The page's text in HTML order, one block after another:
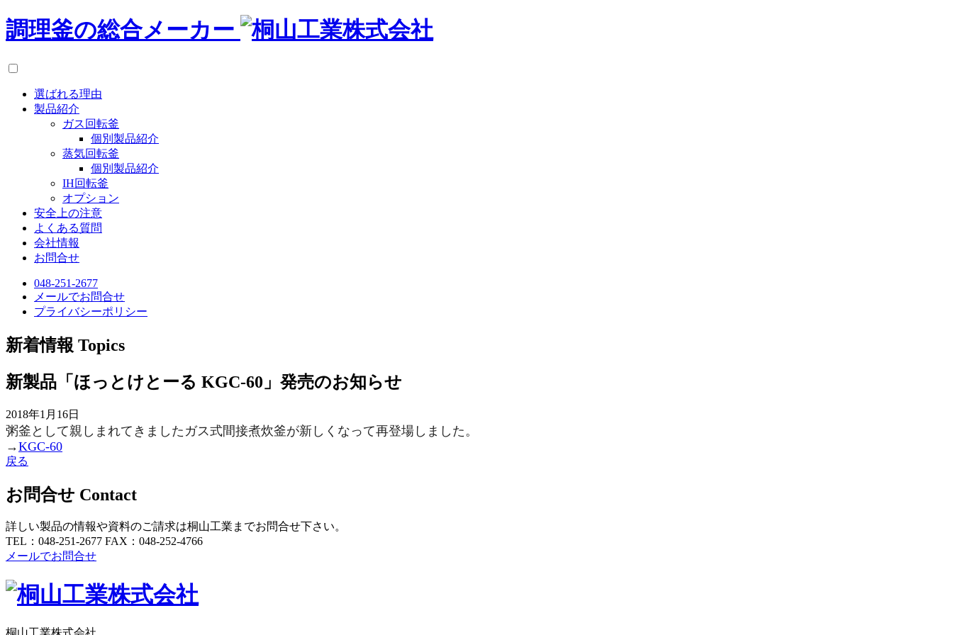
調理釜の総合メーカー
選ばれる理由
製品紹介
ガス回転釜
個別製品紹介
蒸気回転釜
個別製品紹介
IH回転釜
オプション
安全上の注意
よくある質問
会社情報
お問合せ
048-251-2677
メールでお問合せ
プライバシーポリシー
新着情報 Topics
新製品「ほっとけとーる KGC-60」発売のお知らせ
2018年1月16日
粥釜として親しまれてきましたガス式間接煮炊釜が新しくなって再登場しました。
→KGC-60
戻る
お問合せ Contact
詳しい製品の情報や資料のご請求は桐山工業までお問合せ下さい。
TEL：048-251-2677 FAX：048-252-4766
メールでお問合せ